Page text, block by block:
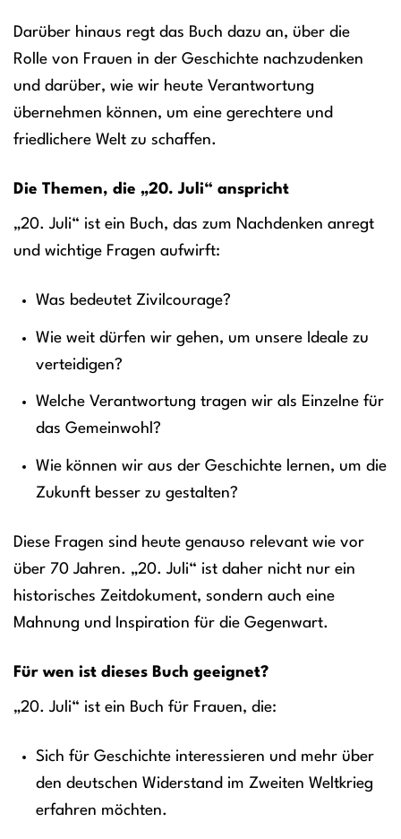
Darüber hinaus regt das Buch dazu an, über die
Rolle von Frauen in der Geschichte nachzudenken
und darüber, wie wir heute Verantwortung
übernehmen können, um eine gerechtere und
friedlichere Welt zu schaffen.
Die Themen, die „20. Juli“ anspricht
„20. Juli“ ist ein Buch, das zum Nachdenken anregt
und wichtige Fragen aufwirft:
Was bedeutet Zivilcourage?
Wie weit dürfen wir gehen, um unsere Ideale zu
verteidigen?
Welche Verantwortung tragen wir als Einzelne für
das Gemeinwohl?
Wie können wir aus der Geschichte lernen, um die
Zukunft besser zu gestalten?
Diese Fragen sind heute genauso relevant wie vor
über 70 Jahren. „20. Juli“ ist daher nicht nur ein
historisches Zeitdokument, sondern auch eine
Mahnung und Inspiration für die Gegenwart.
Für wen ist dieses Buch geeignet?
„20. Juli“ ist ein Buch für Frauen, die:
Sich für Geschichte interessieren und mehr über
den deutschen Widerstand im Zweiten Weltkrieg
erfahren möchten.